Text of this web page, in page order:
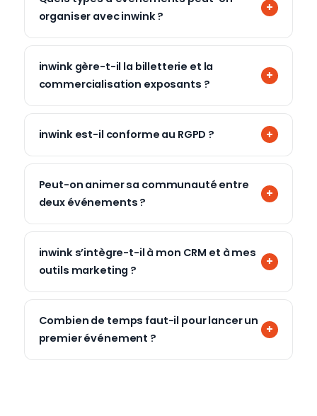
organiser avec inwink ?
inwink gère-t-il la billetterie et la
commercialisation exposants ?
inwink est-il conforme au RGPD ?
Peut-on animer sa communauté entre
deux événements ?
inwink s’intègre-t-il à mon CRM et à mes
outils marketing ?
Combien de temps faut-il pour lancer un
premier événement ?